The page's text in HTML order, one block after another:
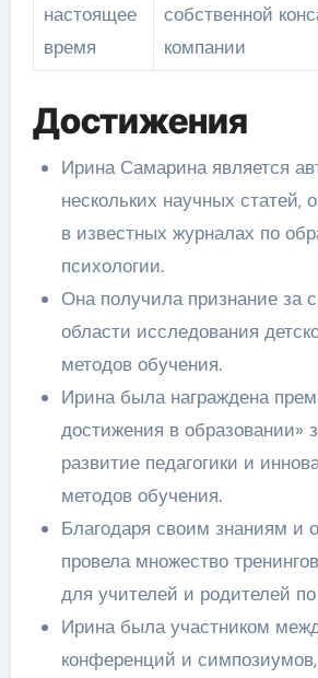
настоящее
время
собственной
компании
Достижения
Ирина Самарина является
нескольких научных статей,
в известных журналах по
психологии.
Она получила признание за
области исследования
методов обучения.
Ирина была награждена
достижения в образовании»
развитие педагогики и
методов обучения.
Благодаря своим знаниям и
провела множество
для учителей и родителей
Ирина была участником
конференций и симпозиумов,